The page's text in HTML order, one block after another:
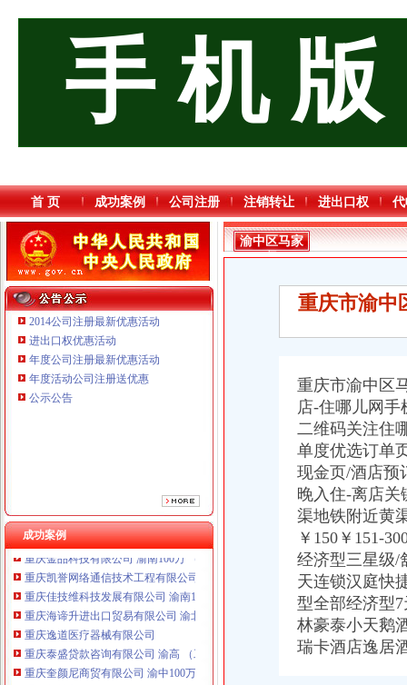
手 机 版
首 页 成功案例 公司注册 注销转让 进出口权
2014公司注册最新优惠活动
进出口权优惠活动
年度公司注册最新优惠活动
年度活动公司注册送优惠
公示公告
成功案例
重庆海谛升进出口贸易有限公司 渝北100万 （进出口权）
重庆欧氏科技发展有限公司 渝九50万 （进出口权）
重庆市明诚塑料制品有限责任公司 渝高100万 （进出口权）
重庆金品科技有限公司 渝南100万 （进出口权）
重庆凯誉网络通信技术工程有限公司 渝中300万 （工商变更）
重庆佳技维科技发展有限公司 渝南100万 （进出口权）
重庆海谛升进出口贸易有限公司 渝北100万 （进出口权）
重庆逸道医疗器械有限公司
重庆泰盛贷款咨询有限公司 渝高 （工商注册）
重庆奎颜尼商贸有限公司 渝中100万 （工商注册）
重庆尊博贸易有限公司 渝江 （工商注册）
渝中区马家
堡
重庆市渝中
重庆市渝中区
店-住哪儿网
二维码关注住
单度优选订单
现金页/酒店预
晚入住-离店关
渠地铁附近黄
￥150￥151-
经济型三星级/
天连锁汉庭快
型全部经济型
林豪泰小天鹅
瑞卡酒店逸居